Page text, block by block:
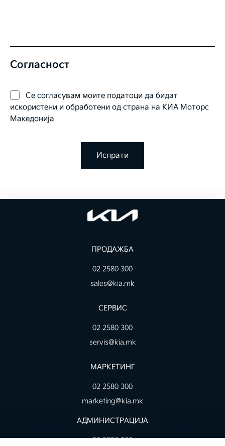
Согласност
Се согласувам моите податоци да бидат
искористени и обработени од страна на КИА Моторс
Македонија
Испрати
ПРОДАЖБА
02 2580 300
sales@kia.mk
СЕРВИС
02 2580 300
servis@kia.mk
МАРКЕТИНГ
02 2580 300
marketing@kia.mk
AДМИНИСТРАЦИЈА
02 2580 300